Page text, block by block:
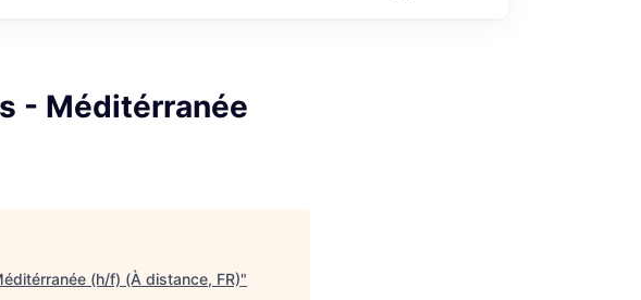
- Méditérranée
(h/f) (À distance, FR)"